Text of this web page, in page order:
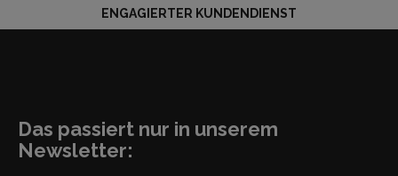
ENGAGIERTER KUNDENDIENST
Das passiert nur in unserem
Newsletter: